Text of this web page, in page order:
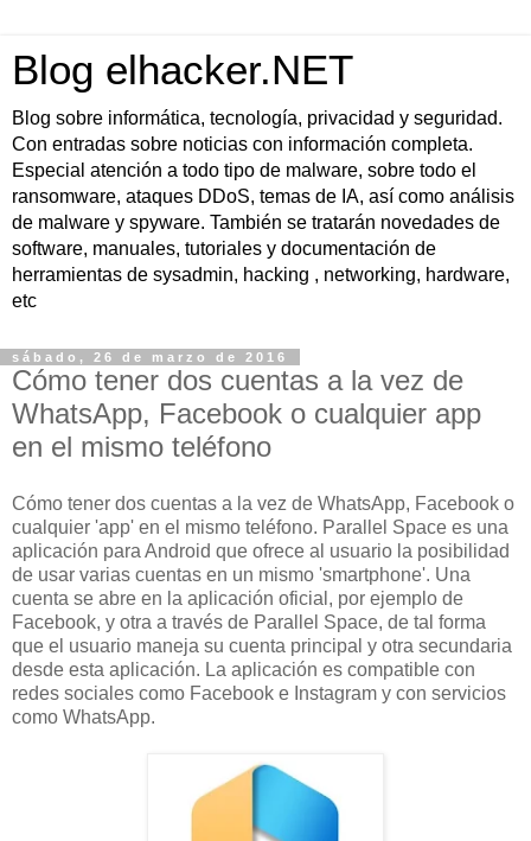
Blog elhacker.NET
Blog sobre informática, tecnología, privacidad y seguridad.
Con entradas sobre noticias con información completa.
Especial atención a todo tipo de malware, sobre todo el
ransomware, ataques DDoS, temas de IA, así como análisis
de malware y spyware. También se tratarán novedades de
software, manuales, tutoriales y documentación de
herramientas de sysadmin, hacking , networking, hardware,
etc
sábado, 26 de marzo de 2016
Cómo tener dos cuentas a la vez de
WhatsApp, Facebook o cualquier app
en el mismo teléfono
Cómo tener dos cuentas a la vez de WhatsApp, Facebook o
cualquier 'app' en el mismo teléfono. Parallel Space es una
aplicación para Android que ofrece al usuario la posibilidad
de usar varias cuentas en un mismo 'smartphone'. Una
cuenta se abre en la aplicación oficial, por ejemplo de
Facebook, y otra a través de Parallel Space, de tal forma
que el usuario maneja su cuenta principal y otra secundaria
desde esta aplicación. La aplicación es compatible con
redes sociales como Facebook e Instagram y con servicios
como WhatsApp.